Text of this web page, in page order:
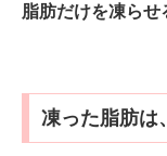
脂肪だけを凍ら
凍った脂肪は